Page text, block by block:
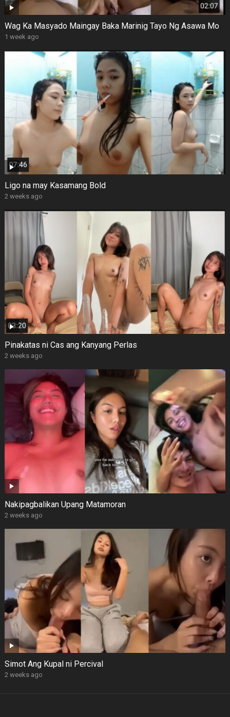
Wag Ka Masyado Maingay Baka Marinig Tayo Ng Asawa Mo
1 week ago
Ligo na may Kasamang Bold
2 weeks ago
Pinakatas ni Cas ang Kanyang Perlas
2 weeks ago
Nakipagbalikan Upang Matamoran
2 weeks ago
Simot Ang Kupal ni Percival
2 weeks ago